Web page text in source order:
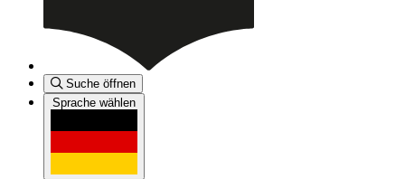
Suche öffnen
Sprache wählen